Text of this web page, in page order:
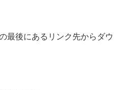
最後にあるリンク先からダウ